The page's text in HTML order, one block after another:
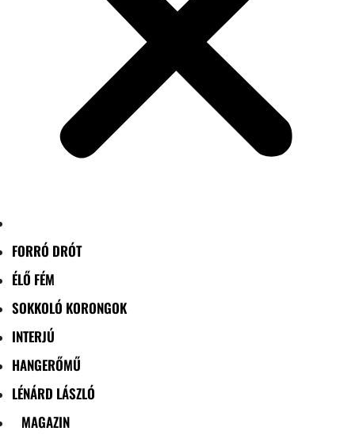
FORRÓ DRÓT
ÉLŐ FÉM
SOKKOLÓ KORONGOK
INTERJÚ
HANGERŐMŰ
LÉNÁRD LÁSZLÓ
MAGAZIN